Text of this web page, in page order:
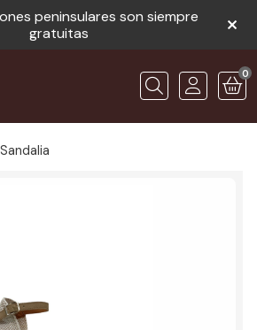
peninsulares son siempre
gratuitas
Buscar
0
sandalia